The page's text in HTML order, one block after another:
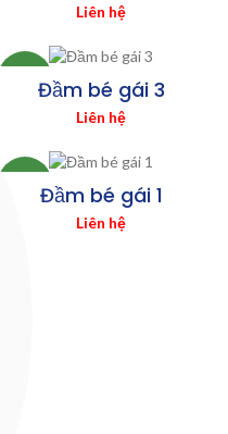
Liên hệ
Đầm bé gái 3
Liên hệ
Đầm bé gái 1
Liên hệ